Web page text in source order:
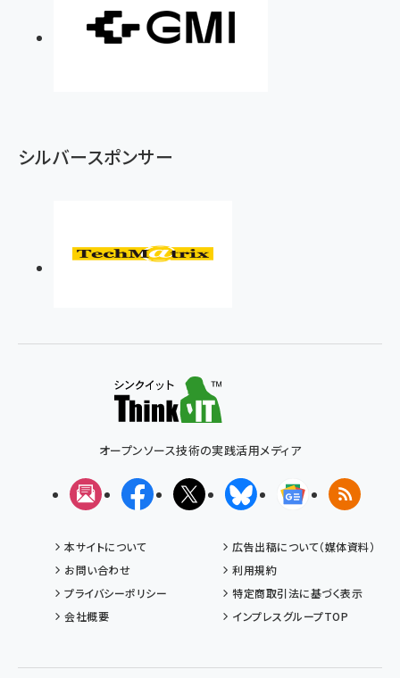
シルバースポンサー
オープンソース技術の実践活用メディア
メルマガFacebookX(エックス)BlueskyGoogleニュ
RSS
本サイトについて
広告出稿について（媒体資料）
お問い合わせ
利用規約
プライバシーポリシー
特定商取引法に基づく表示
会社概要
インプレスグループTOP